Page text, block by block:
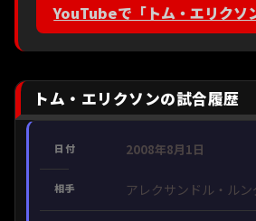
YouTubeで「トム・エリクソ
トム・エリクソンの試合履歴
2008年8月1日
アレクサンドル・ルン